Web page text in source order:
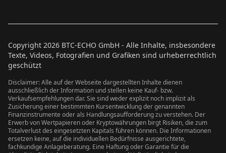
Copyright 2026 BTC-ECHO GmbH - Alle Inhalte, insbesondere
Texte, Videos, Fotografien und Grafiken sind urheberrechtlich
geschützt
Disclaimer: Alle auf der Webseite dargestellten Inhalte dienen
ausschließlich der Information und stellen keine Kauf- bzw.
Verkaufsempfehlungen dar. Sie sind weder explizit noch implizit als
Zusicherung einer bestimmten Kursentwicklung der genannten
Finanzinstrumente oder als Handlungsaufforderung zu verstehen. Der
Erwerb von Wertpapieren oder Kryptowährungen birgt Risiken, die zum
Totalverlust des eingesetzten Kapitals führen können. Die Informationen
ersetzen keine, auf die individuellen Bedürfnisse ausgerichtete,
fachkundige Anlageberatung. Eine Haftung oder Garantie für die